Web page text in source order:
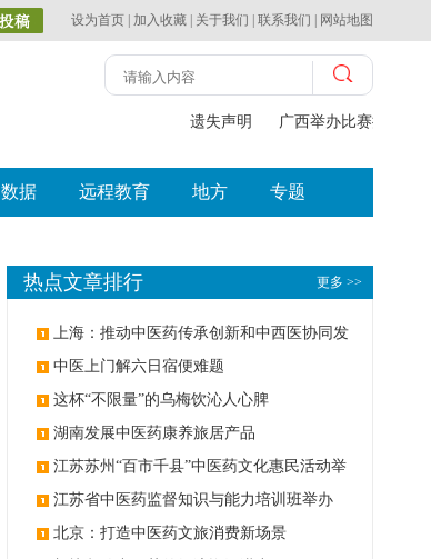
设为首页 加入收藏 关于我们 联系我们 网站地图
遗失声明 广西举办比赛探索中
数据 远程教育 地方 专题
更多 >>
热点文章排行
上海：推动中医药传承创新和中西医协同发
展 中医上门解六日宿便难题
这杯“不限量”的乌梅饮沁人心脾
湖南发展中医药康养旅居产品
江苏苏州“百市千县”中医药文化惠民活动举
办 江苏省中医药监督知识与能力培训班举办
北京：打造中医药文旅消费新场景